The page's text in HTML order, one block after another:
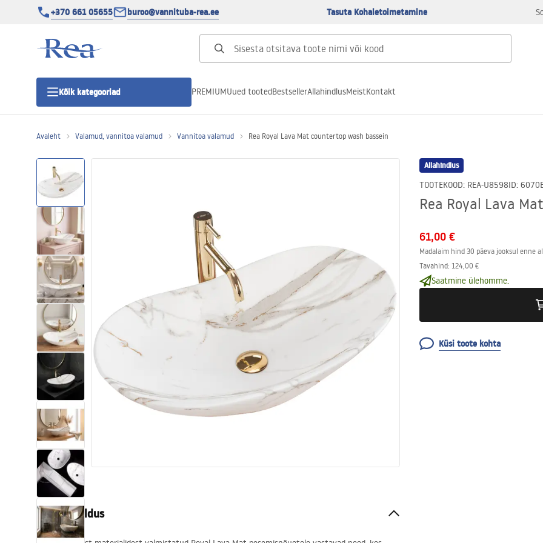
+370 661 05655 buroo@vannituba-rea.ee Tasuta Kohaletoimetamine
Kõik kategooriad
Duši uks
Lineaarne duši äravool
Tualettruumid
Vajub ära
Vannid ja ekraanid
Vannitoa segistid
Vannitoas dušid
Köök
Vannitoa tarvikud
PREMIUMUued tootedBestsellerAllahindlusMeistKontakt
Avaleht Valamud, vannitoa valamud Vannitoa valamud Rea Royal Lava Mat countertop wash bassein
Allahindlus
TOOTEKOOD: REA-U8598ID: 6070
Rea Royal Lava
61,00 €
Madalaim hind 30 päeva jooksul enne
Tavahind: 124,00 €
Saatmine ülehomme.
Küsi toote kohta
Tootekirjeldus